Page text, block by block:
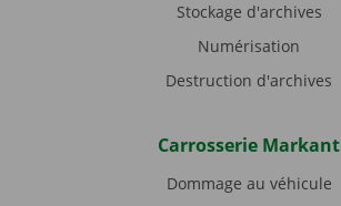
Stockage d'archives
Numérisation
Destruction d'archives
Carrosserie Markant
Dommage au véhicule